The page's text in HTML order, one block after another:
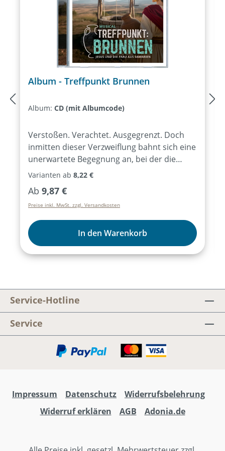
eigene persönliche Geschichte
entdecken können.Markus Heusser,
Larissa Leuschner, Rubina Bruck,
Patrick Sandhäger, Thorsten
Rheinschmidt, Birgit Hees, Philina
Hutschenreuter, Judith Koch, Daniel
Gerwinat, Clas Müller
Album - Treffpunkt Brunnen
Album: CD (mit Albumcode)
Verstoßen. Verachtet. Ausgegrenzt. Doch
inmitten dieser Verzweiflung bahnt sich eine
unerwartete Begegnung an, bei der die
samaritanische Frau keinen blassen
vermeintlich unspektakuläre Unterhaltung,
die riesige Veränderung nach sich zieht und
das Leben eines ganzen Dorfes grundlegend
auf den Kopf stellt. Mit packender Musik,
tiefen Emotionen und bewegenden Szenen
nimmt dich TREFFPUNKT BRUNNEN mit auf
Rubina Bruck, Patrick Sandhäger, Philina
Hutschenreuter, Markus Heusser, Rebekka
Steil, Thorsten Rheinschmidt, Birgit Hees,
Mia Schröder
Varianten ab 8,22 €
Regulärer Preis:
Ab 9,87 €
Preise inkl. MwSt. zzgl. Versandkosten
In den Warenkorb
Service-Hotline
Service
Impressum Datenschutz
Widerrufsbelehrung
Widerruf erklären
AGB Adonia.de